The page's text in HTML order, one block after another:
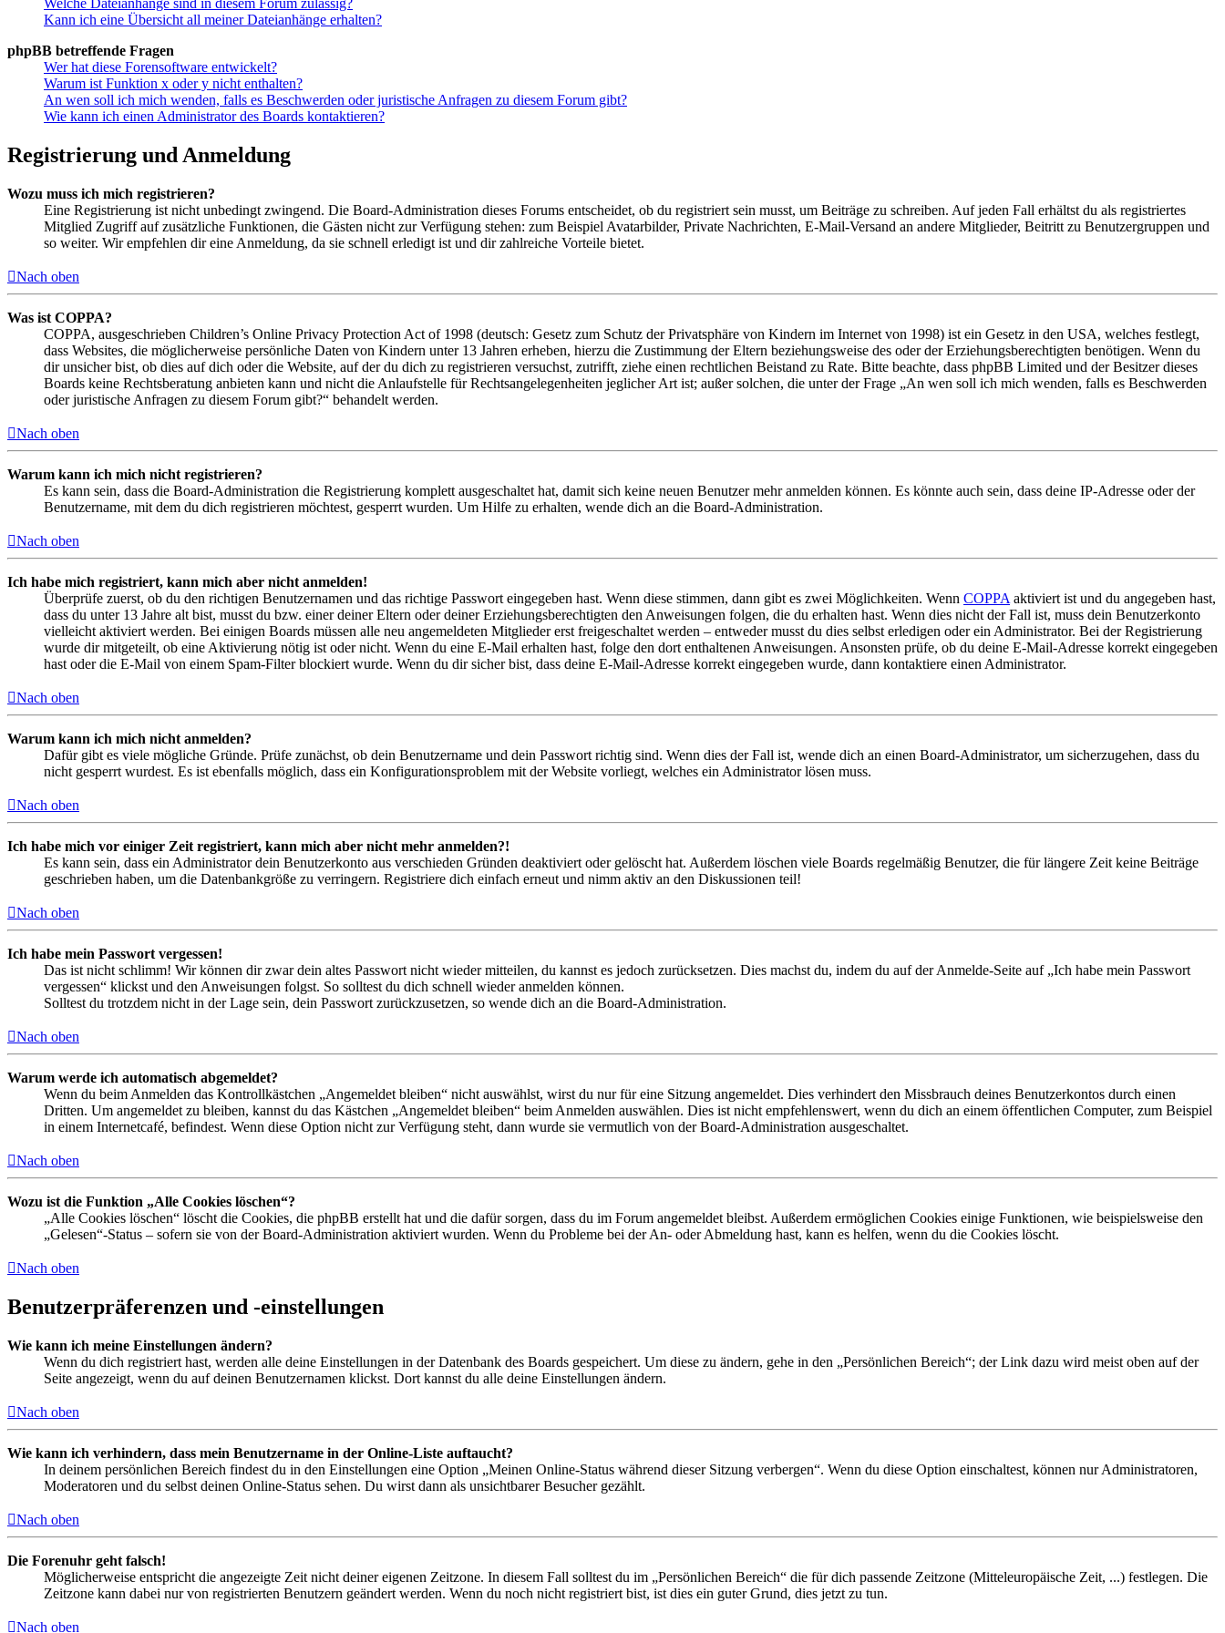
Kann ich eine Übersicht all meiner Dateianhänge erhalten?
phpBB betreffende Fragen
Wer hat diese Forensoftware entwickelt?
Warum ist Funktion x oder y nicht enthalten?
An wen soll ich mich wenden, falls es Beschwerden oder juristische Anfragen zu diesem Forum gibt?
Wie kann ich einen Administrator des Boards kontaktieren?
Registrierung und Anmeldung
Wozu muss ich mich registrieren?
Eine Registrierung ist nicht unbedingt zwingend. Die Board-Administration dieses Forums entscheidet, ob du registriert sein musst, um Beiträge zu schreiben. Auf jeden Fall erhältst du als registriertes
Mitglied Zugriff auf zusätzliche Funktionen, die Gästen nicht zur Verfügung stehen: zum Beispiel Avatarbilder, Private Nachrichten, E-Mail-Versand an andere Mitglieder, Beitritt zu Benutzergruppen und
so weiter. Wir empfehlen dir eine Anmeldung, da sie schnell erledigt ist und dir zahlreiche Vorteile bietet.
Nach oben
Was ist COPPA?
COPPA, ausgeschrieben Children’s Online Privacy Protection Act of 1998 (deutsch: Gesetz zum Schutz der Privatsphäre von Kindern im Internet von 1998) ist ein Gesetz in den USA, welches festlegt,
dass Websites, die möglicherweise persönliche Daten von Kindern unter 13 Jahren erheben, hierzu die Zustimmung der Eltern beziehungsweise des oder der Erziehungsberechtigten benötigen. Wenn du
dir unsicher bist, ob dies auf dich oder die Website, auf der du dich zu registrieren versuchst, zutrifft, ziehe einen rechtlichen Beistand zu Rate. Bitte beachte, dass phpBB Limited und der Besitzer dieses
Boards keine Rechtsberatung anbieten kann und nicht die Anlaufstelle für Rechtsangelegenheiten jeglicher Art ist; außer solchen, die unter der Frage „An wen soll ich mich wenden, falls es Beschwerden
oder juristische Anfragen zu diesem Forum gibt?“ behandelt werden.
Nach oben
Warum kann ich mich nicht registrieren?
Es kann sein, dass die Board-Administration die Registrierung komplett ausgeschaltet hat, damit sich keine neuen Benutzer mehr anmelden können. Es könnte auch sein, dass deine IP-Adresse oder der
Benutzername, mit dem du dich registrieren möchtest, gesperrt wurden. Um Hilfe zu erhalten, wende dich an die Board-Administration.
Nach oben
Ich habe mich registriert, kann mich aber nicht anmelden!
Überprüfe zuerst, ob du den richtigen Benutzernamen und das richtige Passwort eingegeben hast. Wenn diese stimmen, dann gibt es zwei Möglichkeiten. Wenn COPPA aktiviert ist und du angegeben hast,
dass du unter 13 Jahre alt bist, musst du bzw. einer deiner Eltern oder deiner Erziehungsberechtigten den Anweisungen folgen, die du erhalten hast. Wenn dies nicht der Fall ist, muss dein Benutzerkonto
vielleicht aktiviert werden. Bei einigen Boards müssen alle neu angemeldeten Mitglieder erst freigeschaltet werden – entweder musst du dies selbst erledigen oder ein Administrator. Bei der Registrierung
wurde dir mitgeteilt, ob eine Aktivierung nötig ist oder nicht. Wenn du eine E-Mail erhalten hast, folge den dort enthaltenen Anweisungen. Ansonsten prüfe, ob du deine E-Mail-Adresse korrekt eingegeben
hast oder die E-Mail von einem Spam-Filter blockiert wurde. Wenn du dir sicher bist, dass deine E-Mail-Adresse korrekt eingegeben wurde, dann kontaktiere einen Administrator.
Nach oben
Warum kann ich mich nicht anmelden?
Dafür gibt es viele mögliche Gründe. Prüfe zunächst, ob dein Benutzername und dein Passwort richtig sind. Wenn dies der Fall ist, wende dich an einen Board-Administrator, um sicherzugehen, dass du
nicht gesperrt wurdest. Es ist ebenfalls möglich, dass ein Konfigurationsproblem mit der Website vorliegt, welches ein Administrator lösen muss.
Nach oben
Ich habe mich vor einiger Zeit registriert, kann mich aber nicht mehr anmelden?!
Es kann sein, dass ein Administrator dein Benutzerkonto aus verschieden Gründen deaktiviert oder gelöscht hat. Außerdem löschen viele Boards regelmäßig Benutzer, die für längere Zeit keine Beiträge
geschrieben haben, um die Datenbankgröße zu verringern. Registriere dich einfach erneut und nimm aktiv an den Diskussionen teil!
Nach oben
Ich habe mein Passwort vergessen!
Das ist nicht schlimm! Wir können dir zwar dein altes Passwort nicht wieder mitteilen, du kannst es jedoch zurücksetzen. Dies machst du, indem du auf der Anmelde-Seite auf „Ich habe mein Passwort
vergessen“ klickst und den Anweisungen folgst. So solltest du dich schnell wieder anmelden können.
Solltest du trotzdem nicht in der Lage sein, dein Passwort zurückzusetzen, so wende dich an die Board-Administration.
Nach oben
Warum werde ich automatisch abgemeldet?
Wenn du beim Anmelden das Kontrollkästchen „Angemeldet bleiben“ nicht auswählst, wirst du nur für eine Sitzung angemeldet. Dies verhindert den Missbrauch deines Benutzerkontos durch einen
Dritten. Um angemeldet zu bleiben, kannst du das Kästchen „Angemeldet bleiben“ beim Anmelden auswählen. Dies ist nicht empfehlenswert, wenn du dich an einem öffentlichen Computer, zum Beispiel
in einem Internetcafé, befindest. Wenn diese Option nicht zur Verfügung steht, dann wurde sie vermutlich von der Board-Administration ausgeschaltet.
Nach oben
Wozu ist die Funktion „Alle Cookies löschen“?
„Alle Cookies löschen“ löscht die Cookies, die phpBB erstellt hat und die dafür sorgen, dass du im Forum angemeldet bleibst. Außerdem ermöglichen Cookies einige Funktionen, wie beispielsweise den
„Gelesen“-Status – sofern sie von der Board-Administration aktiviert wurden. Wenn du Probleme bei der An- oder Abmeldung hast, kann es helfen, wenn du die Cookies löscht.
Nach oben
Benutzerpräferenzen und -einstellungen
Wie kann ich meine Einstellungen ändern?
Wenn du dich registriert hast, werden alle deine Einstellungen in der Datenbank des Boards gespeichert. Um diese zu ändern, gehe in den „Persönlichen Bereich“; der Link dazu wird meist oben auf der
Seite angezeigt, wenn du auf deinen Benutzernamen klickst. Dort kannst du alle deine Einstellungen ändern.
Nach oben
Wie kann ich verhindern, dass mein Benutzername in der Online-Liste auftaucht?
In deinem persönlichen Bereich findest du in den Einstellungen eine Option „Meinen Online-Status während dieser Sitzung verbergen“. Wenn du diese Option einschaltest, können nur Administratoren,
Moderatoren und du selbst deinen Online-Status sehen. Du wirst dann als unsichtbarer Besucher gezählt.
Nach oben
Die Forenuhr geht falsch!
Möglicherweise entspricht die angezeigte Zeit nicht deiner eigenen Zeitzone. In diesem Fall solltest du im „Persönlichen Bereich“ die für dich passende Zeitzone (Mitteleuropäische Zeit, ...) festlegen. Die
Zeitzone kann dabei nur von registrierten Benutzern geändert werden. Wenn du noch nicht registriert bist, ist dies ein guter Grund, dies jetzt zu tun.
Nach oben